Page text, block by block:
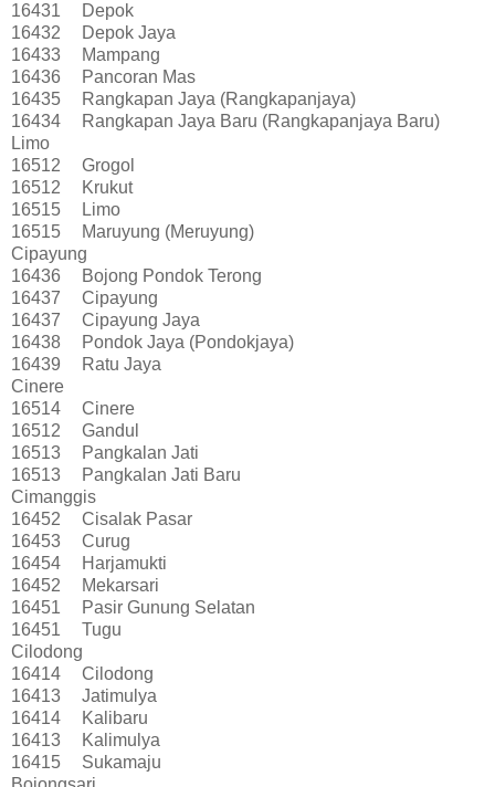
16431
Depok
16432
Depok Jaya
16433
Mampang
16436
Pancoran Mas
16435
Rangkapan Jaya (Rangkapanjaya)
16434
Rangkapan Jaya Baru (Rangkapanjaya Baru)
Limo
16512
Grogol
16512
Krukut
16515
Limo
16515
Maruyung (Meruyung)
Cipayung
16436
Bojong Pondok Terong
16437
Cipayung
16437
Cipayung Jaya
16438
Pondok Jaya (Pondokjaya)
16439
Ratu Jaya
Cinere
16514
Cinere
16512
Gandul
16513
Pangkalan Jati
16513
Pangkalan Jati Baru
Cimanggis
16452
Cisalak Pasar
16453
Curug
16454
Harjamukti
16452
Mekarsari
16451
Pasir Gunung Selatan
16451
Tugu
Cilodong
16414
Cilodong
16413
Jatimulya
16414
Kalibaru
16413
Kalimulya
16415
Sukamaju